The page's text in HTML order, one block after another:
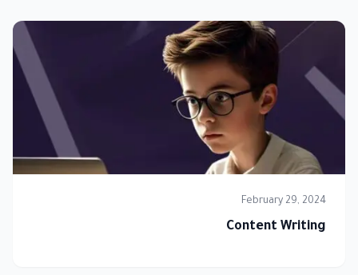
February 29, 2024
Content Writing